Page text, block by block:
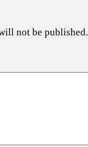
not be published.